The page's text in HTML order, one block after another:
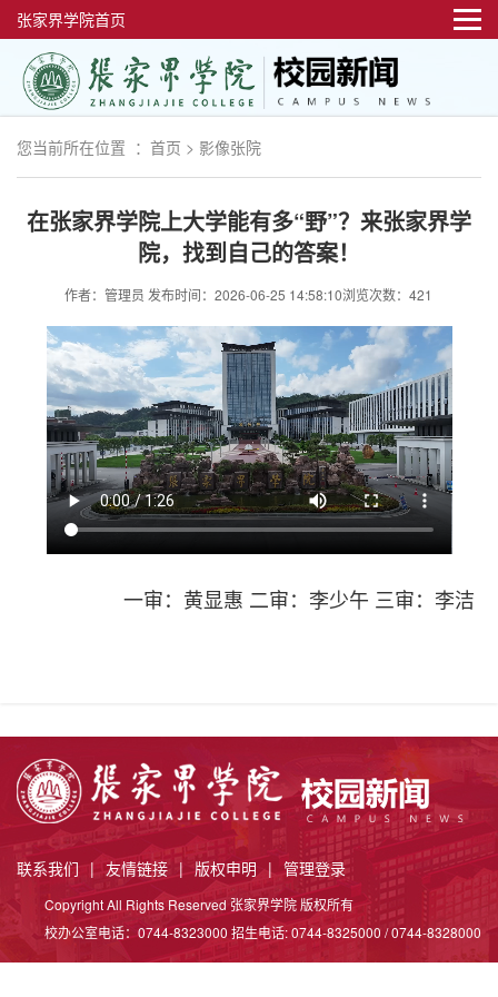
张家界学院首页
您当前所在位置 ： 首页 > 影像张院
在张家界学院上大学能有多“野”？来张家界学
院，找到自己的答案！
作者：管理员 发布时间：2026-06-25 14:58:10浏览次数：421
一审：黄显惠 二审：李少午 三审：李洁
联系我们 | 友情链接 | 版权申明 | 管理登录
Copyright All Rights Reserved 张家界学院 版权所有
校办公室电话：0744-8323000 招生电话: 0744-8325000 / 0744-8328000